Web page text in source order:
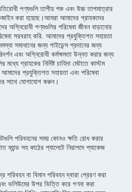
পণ্যগুলি তাপীয় শক এবং উচ্চ তাপমাত্রার
করা হয়েছে।আমরা আমাদের গ্রাহকদের
অগ্নিরোধী পণ্যগুলির পরিষেবা জীবন বাড়ানোর
সরবরাহ করি. আমাদের প্রযুক্তিগত সহায়তা
সমাধানের জন্য গাইডেন্স প্রদানের জন্য
এবং অগ্নিরোধী কর্মক্ষমতা উন্নত করার জন্য
গ্রাহকের নির্দিষ্ট চাহিদা মেটাতে কাস্টম
প্রযুক্তিগত সহায়তা এবং পরিষেবা
সাথে যোগাযোগ করুন।
পরিবহনের সময় কোনও ক্ষতি রোধ করার
সহ কাঠের প্যালেটে নিরাপদে প্যাকেজ
পরিবহন বা বিমান পরিবহন দ্বারা প্রেরণ করা
ভলিউমের উপর ভিত্তি করে গণনা করা